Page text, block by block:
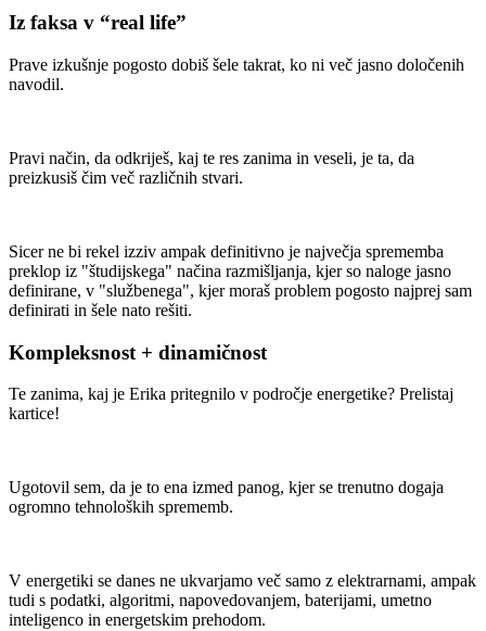
Iz faksa v “real life”
Prave izkušnje pogosto dobiš šele takrat, ko ni več jasno določenih
navodil.
Pravi način, da odkriješ, kaj te res zanima in veseli, je ta, da
preizkusiš čim več različnih stvari.
Sicer ne bi rekel izziv ampak definitivno je največja sprememba
preklop iz "študijskega" načina razmišljanja, kjer so naloge jasno
definirane, v "službenega", kjer moraš problem pogosto najprej sam
definirati in šele nato rešiti.
Kompleksnost + dinamičnost
Te zanima, kaj je Erika pritegnilo v področje energetike? Prelistaj
kartice!
Ugotovil sem, da je to ena izmed panog, kjer se trenutno dogaja
ogromno tehnoloških sprememb.
V energetiki se danes ne ukvarjamo več samo z elektrarnami, ampak
tudi s podatki, algoritmi, napovedovanjem, baterijami, umetno
inteligenco in energetskim prehodom.